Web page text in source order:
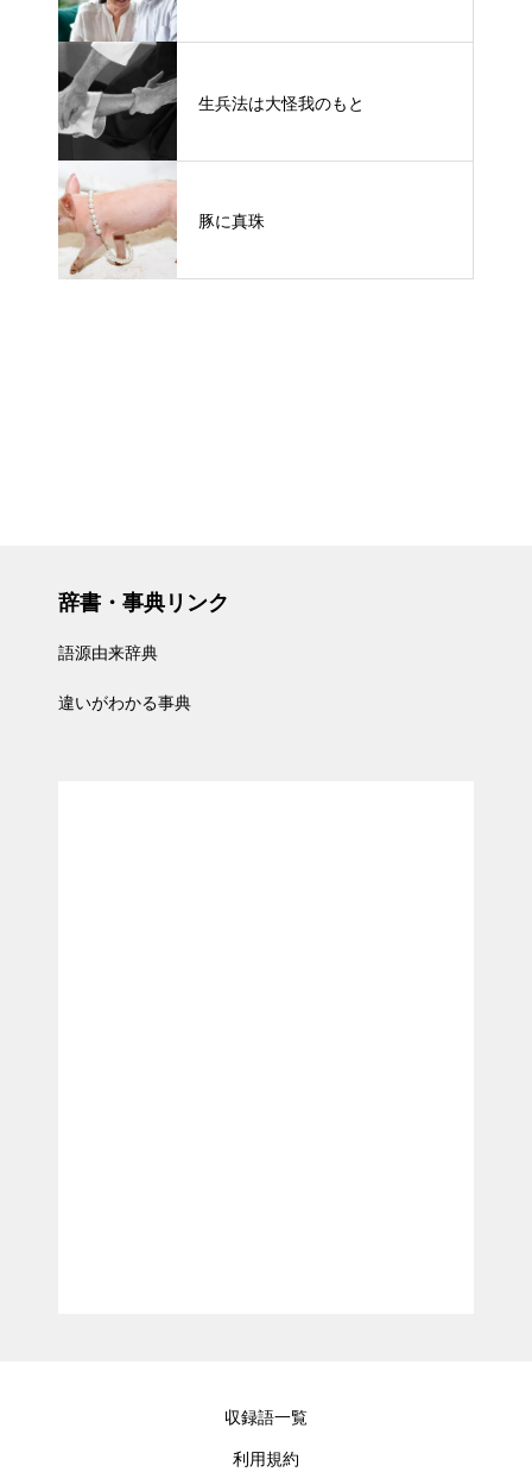
生兵法は大怪我のもと
豚に真珠
辞書・事典リンク
語源由来辞典
違いがわかる事典
収録語一覧
利用規約